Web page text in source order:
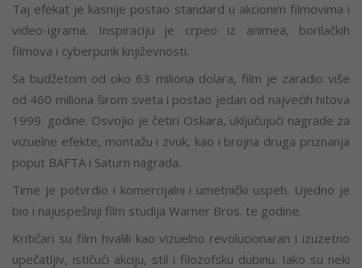
Taj efekat je kasnije postao standard u akcionim filmovima i
video-igrama. Inspiraciju je crpeo iz animea, borilačkih
filmova i cyberpunk književnosti.
Sa budžetom od oko 63 miliona dolara, film je zaradio više
od 460 miliona širom sveta i postao jedan od najvećih hitova
1999. godine. Osvojio je četiri Oskara, uključujući nagrade za
vizuelne efekte, montažu i zvuk, kao i brojna druga priznanja
poput BAFTA i Saturn nagrada.
Time je potvrdio i komercijalni i umetnički uspeh. Ujedno je
bio i najuspešniji film studija Warner Bros. te godine.
Kritičari su film hvalili kao vizuelno revolucionaran i izuzetno
upečatljiv, ističući akciju, stil i filozofsku dubinu. Iako su neki